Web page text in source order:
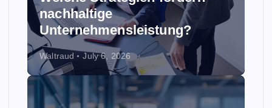
nachhaltige
Unternehmensleistung?
Waltraud July 6, 2026